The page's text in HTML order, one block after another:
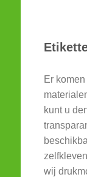
Er
kunt u
wij